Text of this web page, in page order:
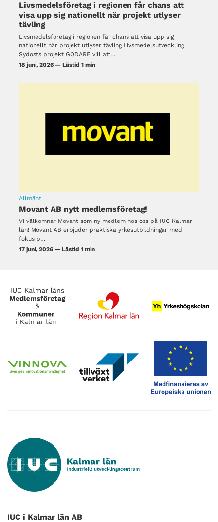
Livsmedelsföretag i regionen får chans att
visa upp sig nationellt när projekt utlyser
tävling
Livsmedelsföretag i regionen får chans att visa upp sig
nationellt när projekt utlyser tävling Livsmedelsutveckling
Sydosts projekt GODARE vill att…
18 juni, 2026 — Lästid 1 min
Allmänt
Movant AB nytt medlemsföretag!
Vi välkomnar Movant som ny medlem hos oss på IUC Kalmar
län! Movant AB erbjuder praktiska yrkesutbildningar med
fokus p…
17 juni, 2026 — Lästid 1 min
IUC i Kalmar län AB